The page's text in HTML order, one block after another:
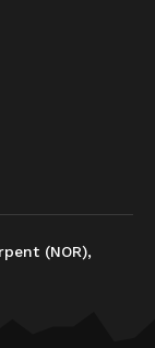
(NOR),